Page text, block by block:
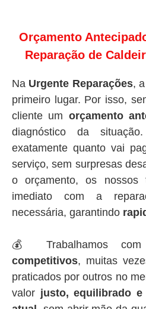
Orçamento
Reparação de
Na Urgente Reparações,
primeiro lugar. Por isso,
cliente um orçamento
diagnóstico da
exatamente quanto vai
serviço, sem surpresas
o orçamento, os nossos
imediato com a
necessária, garantindo
💰 Trabalhamos
competitivos, muitas
praticados por outros no
valor justo, equilibrado